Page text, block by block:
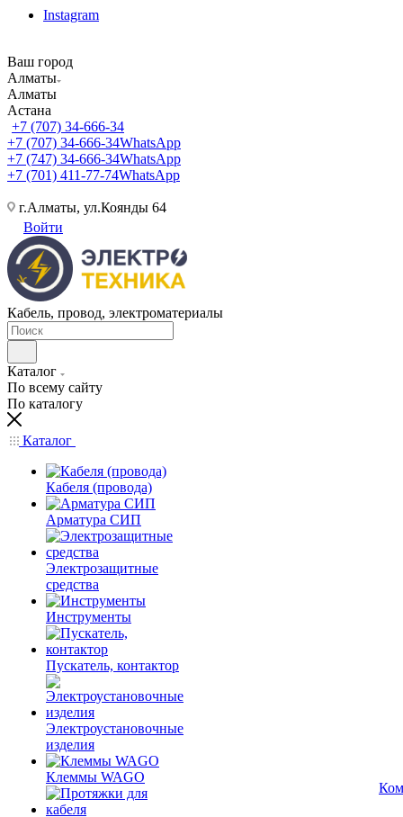
Instagram
Ваш город
Алматы
Алматы
Астана
+7 (707) 34-666-34
+7 (707) 34-666-34WhatsApp
+7 (747) 34-666-34WhatsApp
+7 (701) 411-77-74WhatsApp
г.Алматы, ул.Коянды 64
Войти
Кабель, провод, электроматериалы
Каталог
По всему сайту
По каталогу
Каталог
Кабеля (провода)
Арматура СИП
Электрозащитные
средства
Инструменты
Пускатель, контактор
Электроустановочные
изделия
Клеммы WAGO